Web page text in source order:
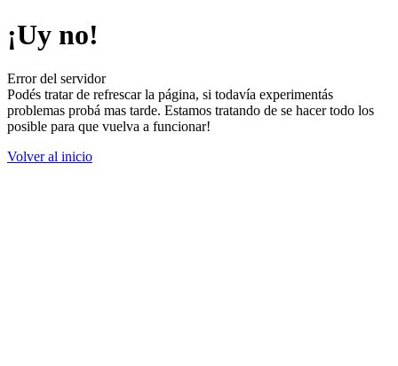
¡Uy no!
Error del servidor
Podés tratar de refrescar la página, si todavía experimentás
problemas probá mas tarde. Estamos tratando de se hacer todo los
posible para que vuelva a funcionar!
Volver al inicio